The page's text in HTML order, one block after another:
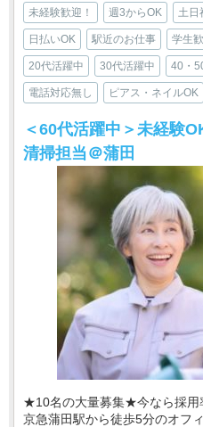
未経験歓迎！ 週3からOK 土日
日払いOK 駅近のお仕事 学生
20代活躍中 30代活躍中 40・
電話対応無し ピアス・ネイルOK
＜60代活躍中＞未経験
清掃担当＠蒲田
★10名の大量募集★今なら採用
京急蒲田駅から徒歩5分のオフ